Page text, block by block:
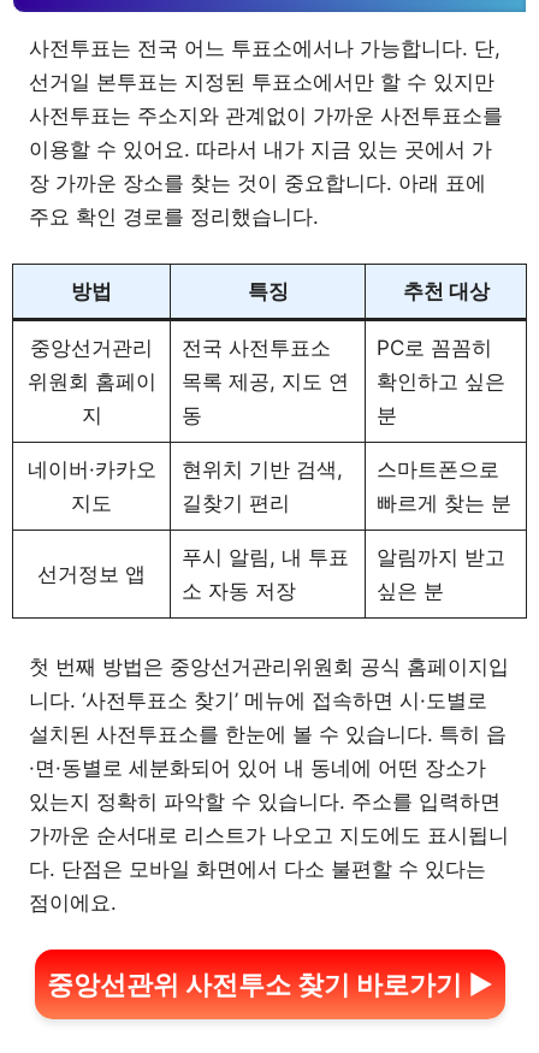
사전투표는 전국 어느 투표소에서나 가능합니다. 단,
선거일 본투표는 지정된 투표소에서만 할 수 있지만
사전투표는 주소지와 관계없이 가까운 사전투표소를
이용할 수 있어요. 따라서 내가 지금 있는 곳에서 가
장 가까운 장소를 찾는 것이 중요합니다. 아래 표에
주요 확인 경로를 정리했습니다.
방법 특징 추천 대상
중앙선거관리
위원회 홈페이
지
전국 사전투표소
목록 제공, 지도 연
동
PC로 꼼꼼히
확인하고 싶은
분
네이버·카카오
지도
현위치 기반 검색,
길찾기 편리
스마트폰으로
빠르게 찾는 분
선거정보 앱
푸시 알림, 내 투표
소 자동 저장
알림까지 받고
싶은 분
첫 번째 방법은 중앙선거관리위원회 공식 홈페이지입
니다. ‘사전투표소 찾기’ 메뉴에 접속하면 시·도별로
설치된 사전투표소를 한눈에 볼 수 있습니다. 특히 읍
·면·동별로 세분화되어 있어 내 동네에 어떤 장소가
있는지 정확히 파악할 수 있습니다. 주소를 입력하면
가까운 순서대로 리스트가 나오고 지도에도 표시됩니
다. 단점은 모바일 화면에서 다소 불편할 수 있다는
점이에요.
중앙선관위 사전투소 찾기 바로가기 ▶